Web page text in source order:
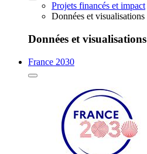
Projets financés et impact
Données et visualisations
Données et visualisations
France 2030